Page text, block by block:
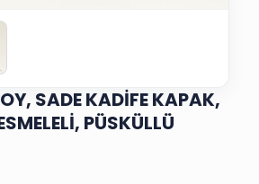
SADE KADİFE KAPAK,
PÜSKÜLLÜ